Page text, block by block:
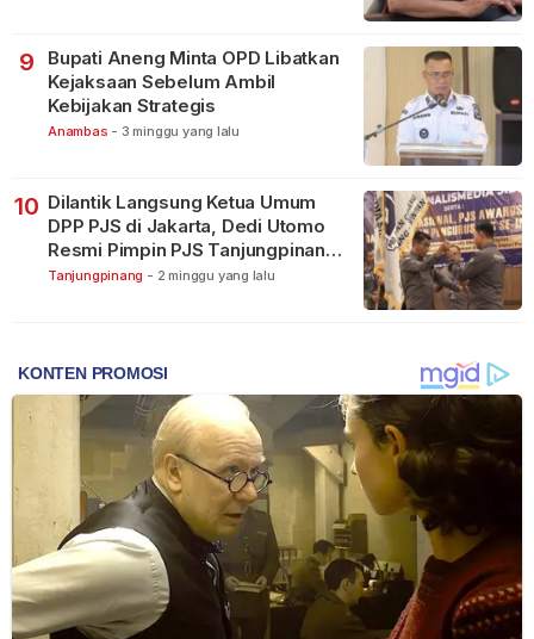
9
Bupati Aneng Minta OPD Libatkan
Kejaksaan Sebelum Ambil
Kebijakan Strategis
Anambas - 3 minggu yang lalu
10 Dilantik Langsung Ketua Umum
DPP PJS di Jakarta, Dedi Utomo
Resmi Pimpin PJS Tanjungpinang-
Bintan
Tanjungpinang - 2 minggu yang lalu